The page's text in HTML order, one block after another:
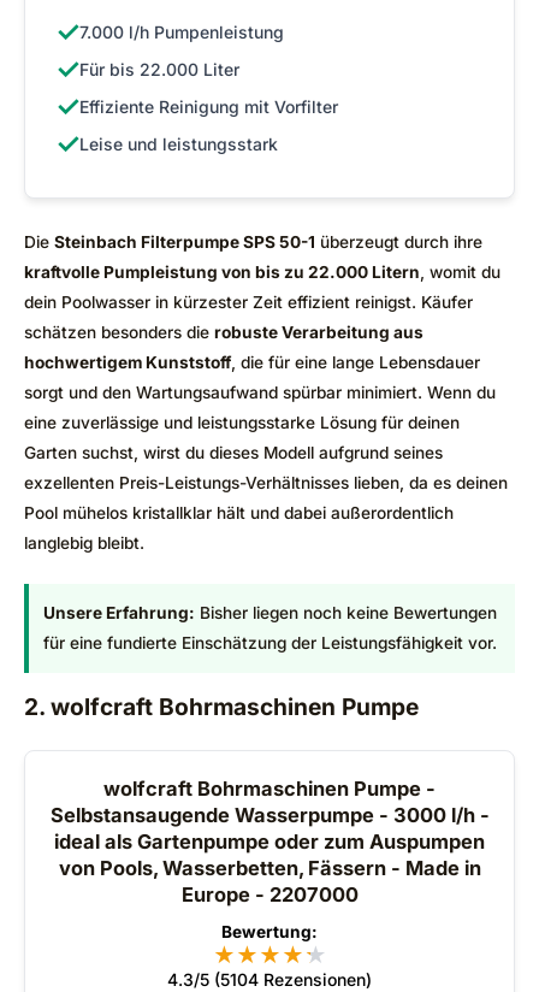
✓7.000 l/h Pumpenleistung
✓Für bis 22.000 Liter
✓Effiziente Reinigung mit Vorfilter
✓Leise und leistungsstark
Die Steinbach Filterpumpe SPS 50-1 überzeugt durch ihre
kraftvolle Pumpleistung von bis zu 22.000 Litern , womit du
dein Poolwasser in kürzester Zeit effizient reinigst. Käufer
schätzen besonders die robuste Verarbeitung aus
hochwertigem Kunststoff, die für eine lange Lebensdauer
sorgt und den Wartungsaufwand spürbar minimiert. Wenn du
eine zuverlässige und leistungsstarke Lösung für deinen
Garten suchst, wirst du dieses Modell aufgrund seines
exzellenten Preis-Leistungs-Verhältnisses lieben, da es deinen
Pool mühelos kristallklar hält und dabei außerordentlich
langlebig bleibt.
Unsere Erfahrung: Bisher liegen noch keine Bewertungen
für eine fundierte Einschätzung der Leistungsfähigkeit vor.
2. wolfcraft Bohrmaschinen Pumpe
wolfcraft Bohrmaschinen Pumpe -
Selbstansaugende Wasserpumpe - 3000 l/h -
ideal als Gartenpumpe oder zum Auspumpen
von Pools, Wasserbetten, Fässern - Made in
Europe - 2207000
Bewertung:
★★★★★
★
4.3/5 (5104 Rezensionen)